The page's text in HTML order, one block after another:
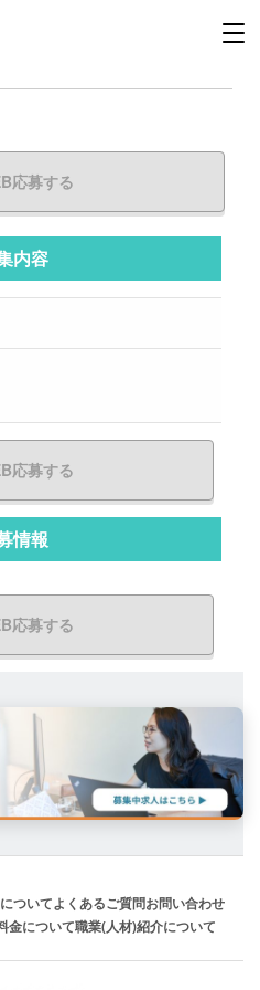
応募する
内容
応募する
情報
応募する
ついてよくあるご質問お問い合わせ
金について職業(人材)紹介について